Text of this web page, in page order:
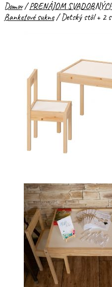
Domov/PRENÁJOM
Banketové sukne/Detský stôl + 2